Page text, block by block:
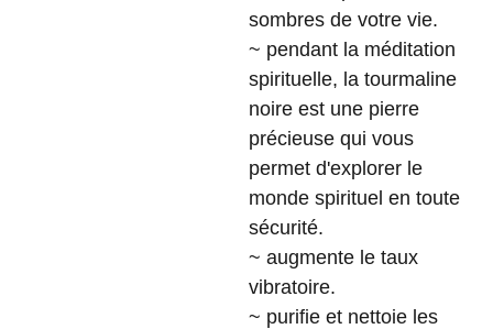
sombres de votre vie.
~ pendant la méditation
spirituelle, la tourmaline
noire est une pierre
précieuse qui vous
permet d'explorer le
monde spirituel en toute
sécurité.
~ augmente le taux
vibratoire.
~ purifie et nettoie les